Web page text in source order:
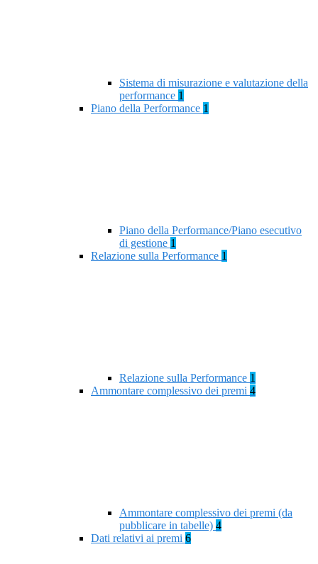
Sistema di misurazione e valutazione della
performance 1
Piano della Performance 1
Piano della Performance/Piano esecutivo
di gestione 1
Relazione sulla Performance 1
Relazione sulla Performance 1
Ammontare complessivo dei premi 4
Ammontare complessivo dei premi (da
pubblicare in tabelle) 4
Dati relativi ai premi 6